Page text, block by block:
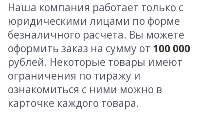
Наша компания работает только с
юридическими лицами по форме
безналичного расчета. Вы можете
оформить заказ на сумму от 100 000
рублей. Некоторые товары имеют
ограничения по тиражу и
ознакомиться с ними можно в
карточке каждого товара.